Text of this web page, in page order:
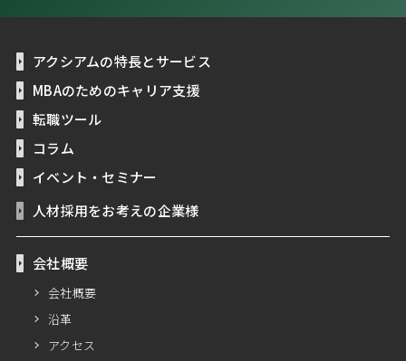
アクシアムの特長とサービス
MBAのためのキャリア支援
転職ツール
コラム
イベント・セミナー
人材採用をお考えの企業様
会社概要
会社概要
沿革
アクセス